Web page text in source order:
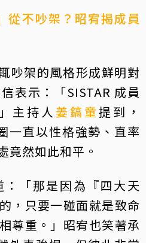
從不吵架？昭宥揭成員
吵架的風格形成鮮明對
表示：「SISTAR 成員
主持人 姜鎬童提到，
一直以性格強勢、直率
竟然如此和平。
「那是因為『四大天
，只要一碰面就是致命
尊重。」昭宥也笑著承